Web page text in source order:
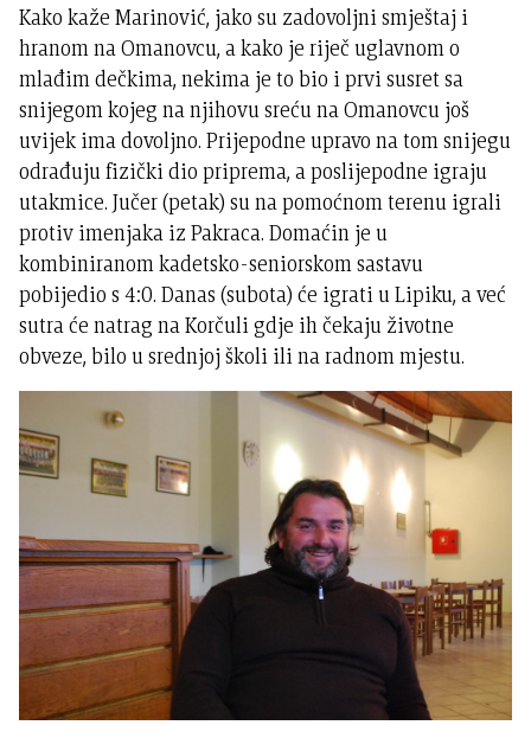
Kako kaže Marinović, jako su zadovoljni smještaj i
hranom na Omanovcu, a kako je riječ uglavnom o
mlađim dečkima, nekima je to bio i prvi susret sa
snijegom kojeg na njihovu sreću na Omanovcu još
uvijek ima dovoljno. Prijepodne upravo na tom snijegu
odrađuju fizički dio priprema, a poslijepodne igraju
utakmice. Jučer (petak) su na pomoćnom terenu igrali
protiv imenjaka iz Pakraca. Domaćin je u
kombiniranom kadetsko-seniorskom sastavu
pobijedio s 4:0. Danas (subota) će igrati u Lipiku, a već
sutra će natrag na Korčuli gdje ih čekaju životne
obveze, bilo u srednjoj školi ili na radnom mjestu.